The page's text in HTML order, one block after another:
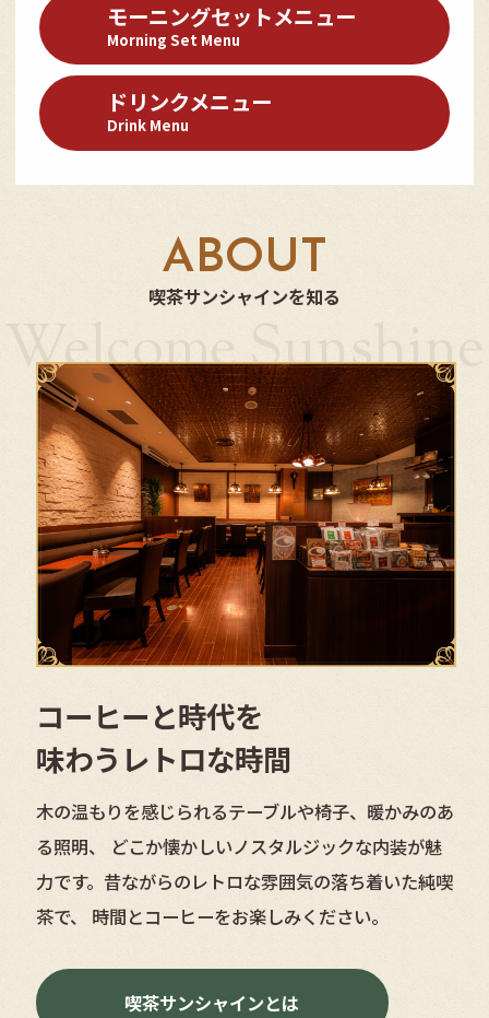
モーニングセットメニュー
Morning Set Menu
ドリンクメニュー
Drink Menu
ABOUT
喫茶サンシャインを知る
Welcome Sunshine
コーヒーと時代を
味わうレトロな時間
木の温もりを感じられるテーブルや椅子、暖かみのあ
る照明、 どこか懐かしいノスタルジックな内装が魅
力です。昔ながらのレトロな雰囲気の落ち着いた純喫
茶で、 時間とコーヒーをお楽しみください。
喫茶サンシャインとは